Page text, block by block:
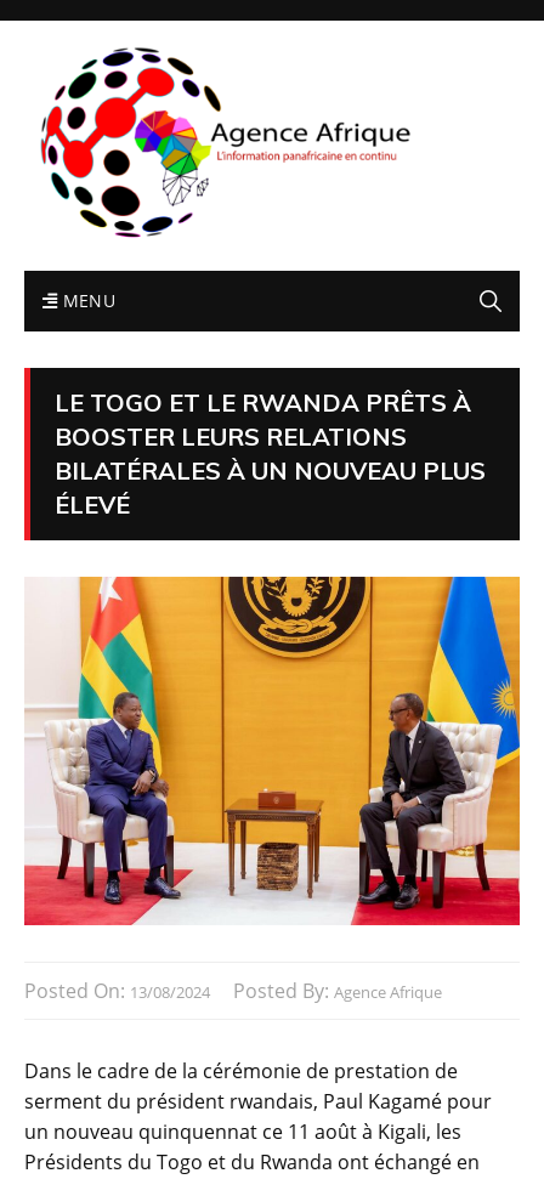
MENU
LE TOGO ET LE RWANDA PRÊTS À
BOOSTER LEURS RELATIONS
BILATÉRALES À UN NOUVEAU PLUS
ÉLEVÉ
Posted On: 13/08/2024 Posted By: Agence Afrique
Dans le cadre de la cérémonie de prestation de
serment du président rwandais, Paul Kagamé pour
un nouveau quinquennat ce 11 août à Kigali, les
Présidents du Togo et du Rwanda ont échangé en